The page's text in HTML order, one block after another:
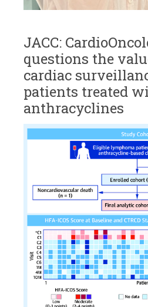
JACC:
questions the
cardiac
patients treated
anthracyclines